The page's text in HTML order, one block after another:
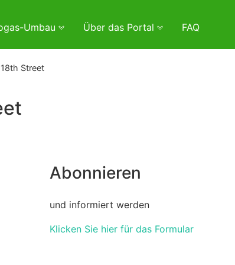
Umbau Über das Portal FAQ
Street
Abonnieren
und informiert werden
Klicken Sie hier für das Formular